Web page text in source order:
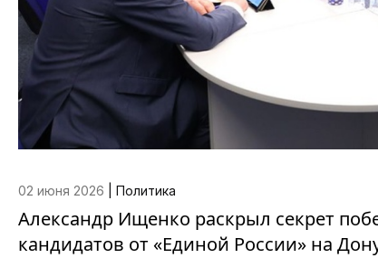
02 июня 2026 Политика
Александр Ищенко раскрыл секрет
кандидатов от «Единой России» на